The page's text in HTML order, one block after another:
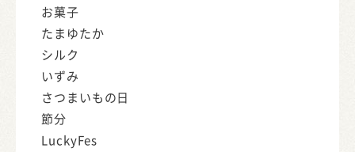
お菓子
たまゆたか
シルク
いずみ
さつまいもの日
節分
LuckyFes